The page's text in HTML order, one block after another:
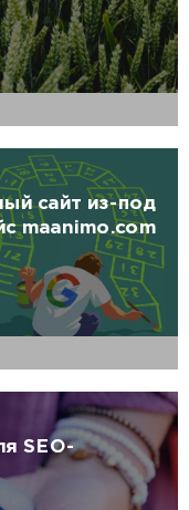
сайт из-под
maanimo.com
SEO-